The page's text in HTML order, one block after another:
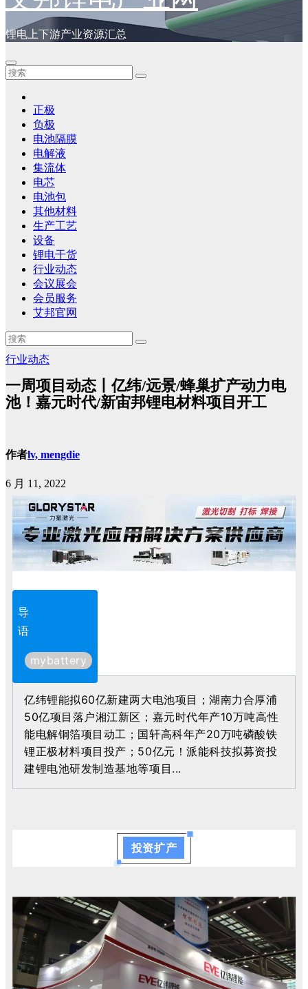
锂电上下游产业资源汇总
正极
负极
电池隔膜
电解液
集流体
电芯
电池包
其他材料
生产工艺
设备
锂电干货
行业动态
会议展会
会员服务
艾邦官网
行业动态
一周项目动态丨亿纬/远景/蜂巢扩产动力电
池！嘉元时代/新宙邦锂电材料项目开工
作者lv, mengdie
6 月 11, 2022
导
语
mybattery
亿纬锂能拟60亿新建两大电池项目；湖南力合厚浦
50亿项目落户湘江新区；嘉元时代年产10万吨高性
能电解铜箔项目动工；国轩高科年产20万吨磷酸铁
锂正极材料项目投产；50亿元！派能科技拟募资投
建锂电池研发制造基地等项目...
投资扩产